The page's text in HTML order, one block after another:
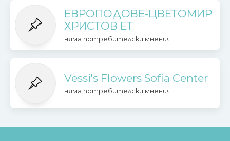
ЕВРОПОДОВЕ-ЦВЕТОМИР
ХРИСТОВ ЕТ
няма потребителски мнения
Vessi's Flowers Sofia Center
няма потребителски мнения